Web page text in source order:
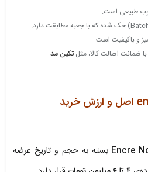
طبیعی است.
و باکیفیت است.
ضمانت اصالت کالا، مثل تکین مد.
بسته به حجم و تاریخ عرضه